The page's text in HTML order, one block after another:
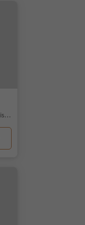
Ortisei/Urtijëi/St. Ulrich/Urtijëi, Urtijëi/Ortisei, Dolomites Region Val Gardena